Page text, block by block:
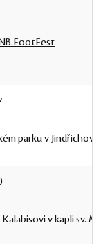
parku v
v kapli sv.